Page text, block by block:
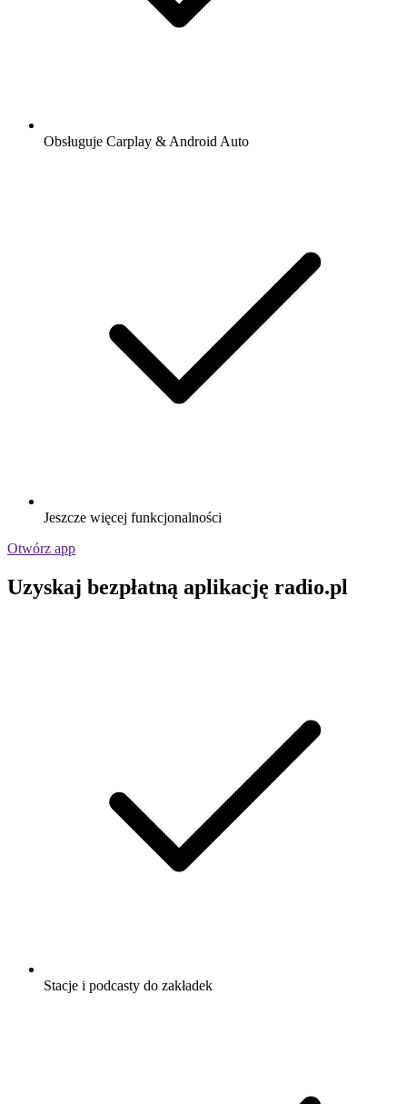
Obsługuje Carplay & Android Auto
Jeszcze więcej funkcjonalności
Otwórz app
Uzyskaj bezpłatną aplikację radio.pl
Stacje i podcasty do zakładek